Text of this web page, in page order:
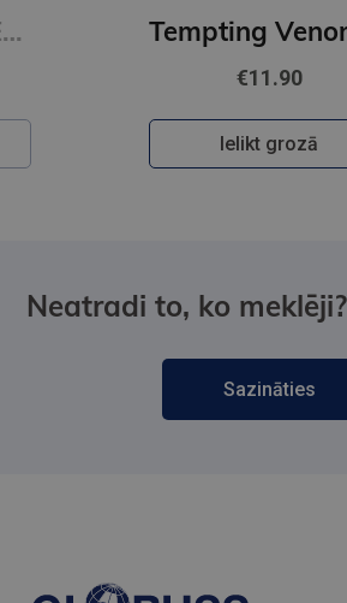
Tempting Venom : #3 The Vipers series Daybreak
€11.90
Ielikt grozā
Neatradi to, ko
Sazināties